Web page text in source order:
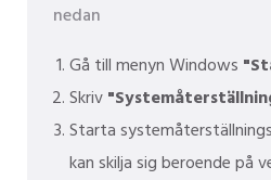
nedan
Gå till menyn Windows
Skriv
Starta
kan skilja sig beroende på